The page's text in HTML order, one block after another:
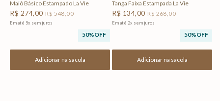
Maiô Básico Estampado La Vie
R$ 274,00 R$548,00
Em até 5x sem juros
50%OFF
Adicionar na sacola
Tanga Faixa Estampada La Vie
R$ 134,00 R$268,00
Em até 2x sem juros
50%OFF
Adicionar na sacola